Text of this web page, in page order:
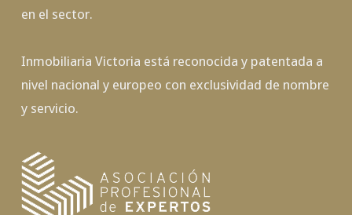
en el sector.
Inmobiliaria Victoria está reconocida y patentada a
nivel nacional y europeo con exclusividad de nombre
y servicio.